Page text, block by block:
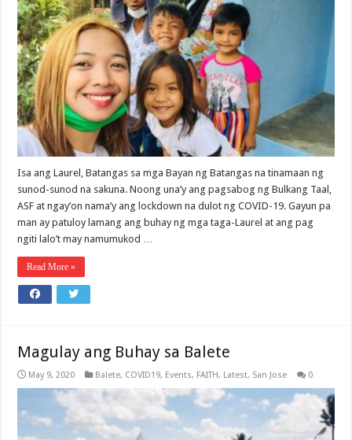
Isa ang Laurel, Batangas sa mga Bayan ng Batangas na tinamaan ng
sunod-sunod na sakuna. Noong una’y ang pagsabog ng Bulkang Taal,
ASF at ngay’on nama’y ang lockdown na dulot ng COVID-19. Gayun pa
man ay patuloy lamang ang buhay ng mga taga-Laurel at ang pag
ngiti lalo’t may namumukod …
Read More »
Magulay ang Buhay sa Balete
May 9, 2020 Balete, COVID19, Events, FAITH, Latest, San Jose 0